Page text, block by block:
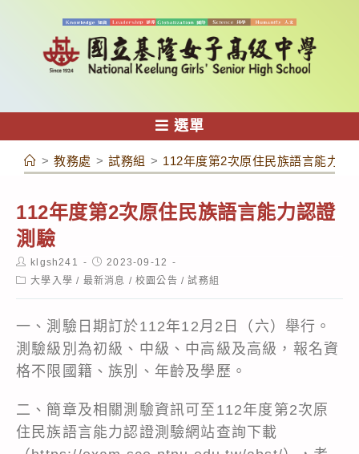
容
選單
> 教務處 > 試務組 > 112年度第2次原住民族語言能力認
112年度第2次原住民族語言能力認證
測驗
Post
author:
klgsh241
Post
published:
2023-09-12
Post大學入學 / 最新消息 / 校園公告 / 試務組
一、測驗日期訂於112年12月2日（六）舉行。
測驗級別為初級、中級、中高級及高級，報名資
格不限國籍、族別、年齡及學歷。
二、簡章及相關測驗資訊可至112年度第2次原
住民族語言能力認證測驗網站查詢下載